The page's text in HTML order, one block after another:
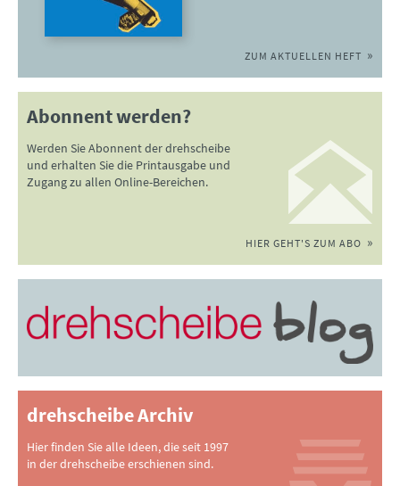
ZUM AKTUELLEN HEFT
Abonnent werden?
Werden Sie Abonnent der drehscheibe
und erhalten Sie die Printausgabe und
Zugang zu allen Online-Bereichen.
HIER GEHT'S ZUM ABO
drehscheibe Archiv
Hier finden Sie alle Ideen, die seit 1997
in der drehscheibe erschienen sind.